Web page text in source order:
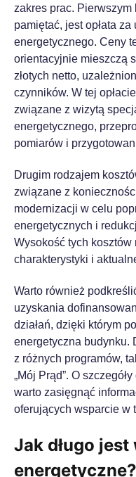
zakres prac. Pierwszym
pamiętać, jest opłata
energetycznego. Ceny
orientacyjnie mieszczą
złotych netto,
czynników. W tej
związane z wizytą
energetycznego,
pomiarów i
Drugim rodzajem
związane z
modernizacji w celu
energetycznych i
Wysokość tych kosztów
charakterystyki i
Warto również
uzyskania
działań, dzięki którym
energetyczna budynku.
z różnych programów,
„Mój Prąd”. O
warto zasięgnąć
oferujących wsparcie w
Jak długo
energetyczne?